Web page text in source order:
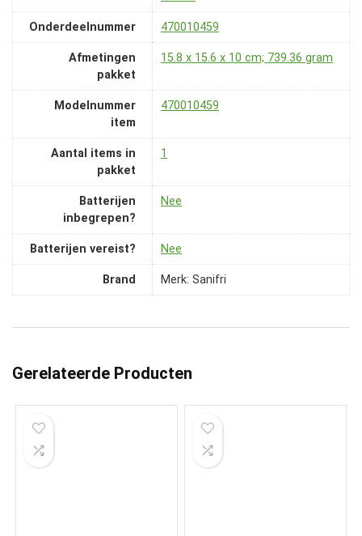
Onderdeelnummer ‎470010459
Afmetingen
pakket
‎15.8 x 15.6 x 10 cm; 739.36 gram
Modelnummer
item
‎470010459
Aantal items in
pakket
‎1
Batterijen
inbegrepen?
‎Nee
Batterijen vereist? ‎Nee
Brand Merk: Sanifri
Gerelateerde Producten